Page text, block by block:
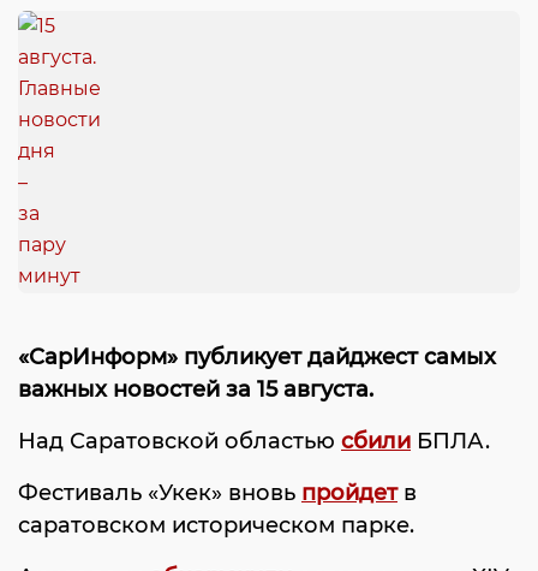
«СарИнформ» публикует дайджест самых
важных новостей за 15 августа.
Над Саратовской областью сбили БПЛА.
Фестиваль «Укек» вновь пройдетв
саратовском историческом парке.